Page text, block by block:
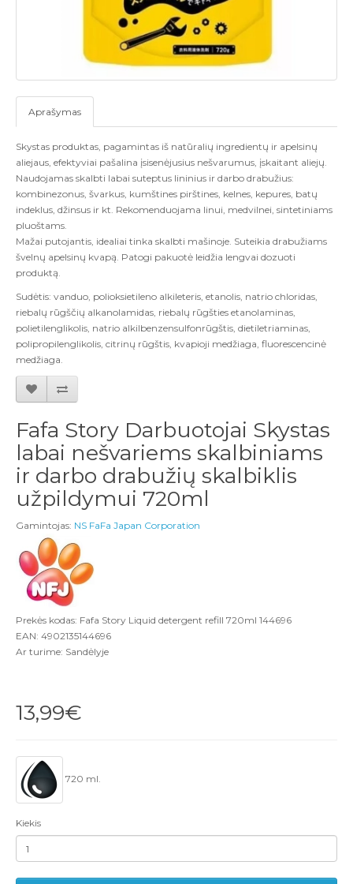
Aprašymas
Skystas produktas, pagamintas iš natūralių ingredientų ir apelsinų
aliejaus, efektyviai pašalina įsisenėjusius nešvarumus, įskaitant aliejų.
Naudojamas skalbti labai suteptus lininius ir darbo drabužius:
kombinezonus, švarkus, kumštines pirštines, kelnes, kepures, batų
indeklus, džinsus ir kt. Rekomenduojama linui, medvilnei, sintetiniams
pluoštams.
Mažai putojantis, idealiai tinka skalbti mašinoje. Suteikia drabužiams
švelnų apelsinų kvapą. Patogi pakuotė leidžia lengvai dozuoti
produktą.
Sudėtis: vanduo, polioksietileno alkileteris, etanolis, natrio chloridas,
riebalų rūgščių alkanolamidas, riebalų rūgšties etanolaminas,
polietilenglikolis, natrio alkilbenzensulfonrūgštis, dietiletriaminas,
polipropilenglikolis, citrinų rūgštis, kvapioji medžiaga, fluorescencinė
medžiaga.
Fafa Story Darbuotojai Skystas
labai nešvariems skalbiniams
ir darbo drabužių skalbiklis
užpildymui 720ml
Gamintojas: NS FaFa Japan Corporation
Prekės kodas: Fafa Story Liquid detergent refill 720ml 144696
EAN: 4902135144696
Ar turime: Sandėlyje
13,99€
720 ml.
Kiekis